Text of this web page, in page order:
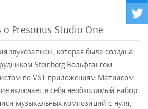
Presonus Studio One:
звукозаписи, которая была создана
Steinberg Вольфгангом
по VST-приложениям Матиасом
включает в себя необходимый набор
музыкальных композиций с нуля,